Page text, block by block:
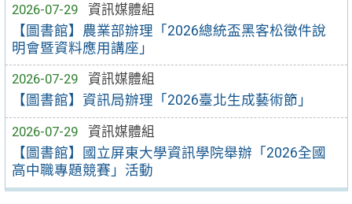
2026-07-29
資訊媒體組
【圖書館】農業部辦理「2026總統盃黑客松徵件說
明會暨資料應用講座」
2026-07-29
資訊媒體組
【圖書館】資訊局辦理「2026臺北生成藝術節」
2026-07-29
資訊媒體組
【圖書館】國立屏東大學資訊學院舉辦「2026全國
高中職專題競賽」活動